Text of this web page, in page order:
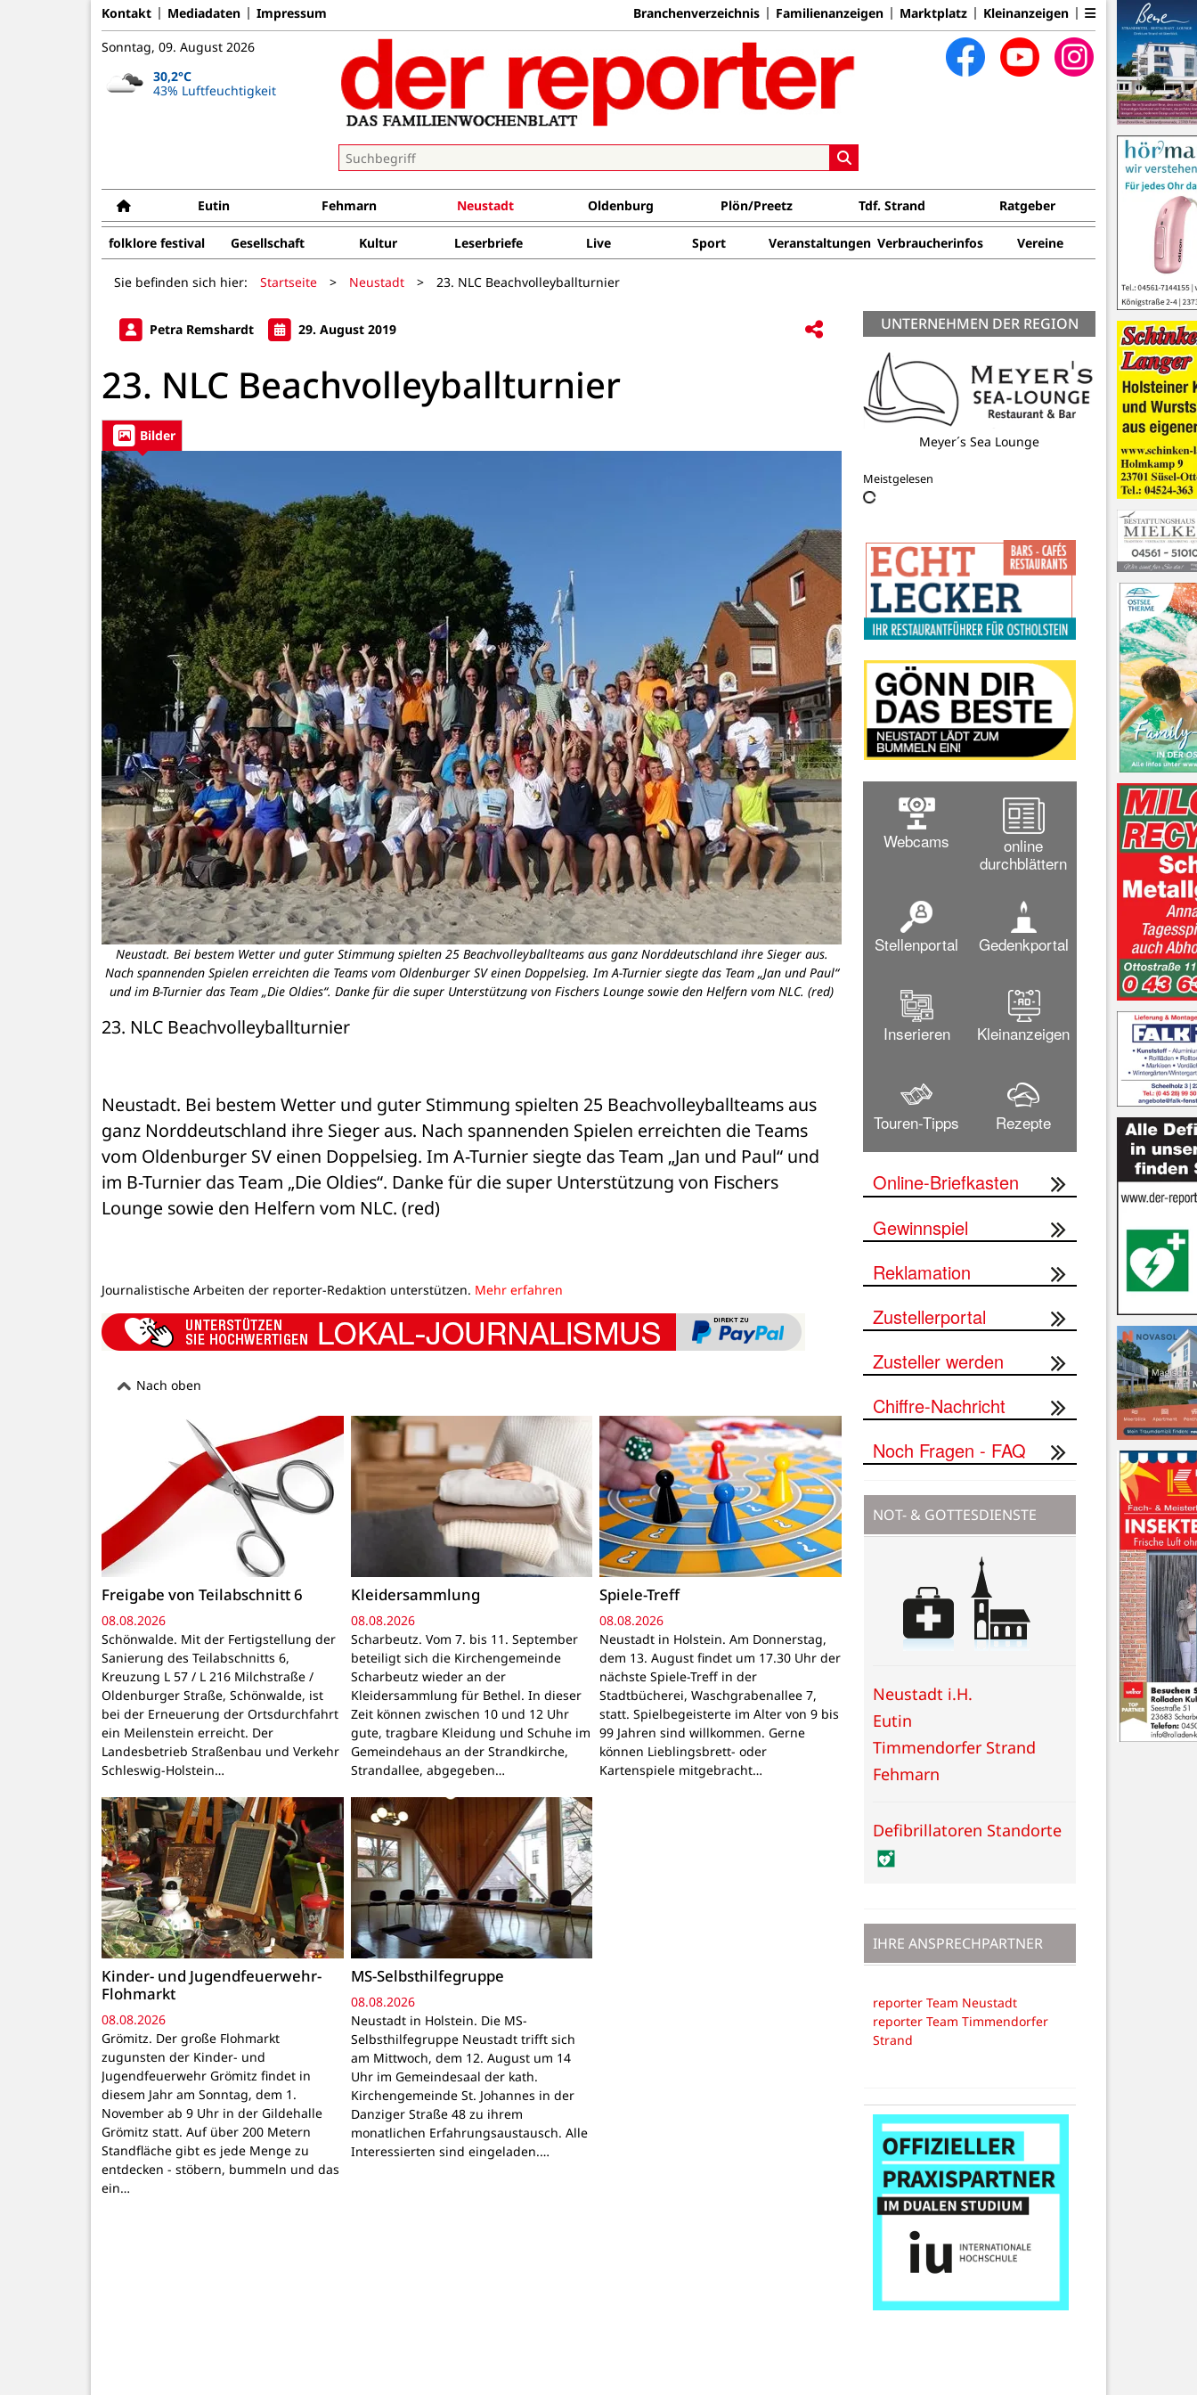
Kontakt Mediadaten Impressum Branchenverzeichnis Familienanzeigen Marktplatz Kleinanzeigen
Sonntag, 09. August 2026
30,2°C
43% Luftfeuchtigkeit
Eutin Fehmarn Neustadt Oldenburg Plön/Preetz Tdf. Strand Ratgeber
folklore festival Gesellschaft Kultur Leserbriefe Live Sport Veranstaltungen Verbraucherinfos Vereine
Sie befinden sich hier: Startseite > Neustadt > 23. NLC Beachvolleyballturnier
Petra Remshardt 29. August 2019
23. NLC Beachvolleyballturnier
Bilder
Neustadt. Bei bestem Wetter und guter Stimmung spielten 25 Beachvolleyballteams aus ganz Norddeutschland ihre Sieger aus.
Nach spannenden Spielen erreichten die Teams vom Oldenburger SV einen Doppelsieg. Im A-Turnier siegte das Team „Jan und Paul“
und im B-Turnier das Team „Die Oldies“. Danke für die super Unterstützung von Fischers Lounge sowie den Helfern vom NLC. (red)
23. NLC Beachvolleyballturnier
Neustadt. Bei bestem Wetter und guter Stimmung spielten 25 Beachvolleyballteams aus
ganz Norddeutschland ihre Sieger aus. Nach spannenden Spielen erreichten die Teams
vom Oldenburger SV einen Doppelsieg. Im A-Turnier siegte das Team „Jan und Paul“ und
im B-Turnier das Team „Die Oldies“. Danke für die super Unterstützung von Fischers
Lounge sowie den Helfern vom NLC. (red)
Journalistische Arbeiten der reporter-Redaktion unterstützen. Mehr erfahren
Nach oben
Freigabe von Teilabschnitt 6
08.08.2026
Schönwalde. Mit der Fertigstellung der
Sanierung des Teilabschnitts 6,
Kreuzung L 57 / L 216 Milchstraße /
Oldenburger Straße, Schönwalde, ist
bei der Erneuerung der Ortsdurchfahrt
ein Meilenstein erreicht. Der
Landesbetrieb Straßenbau und Verkehr
Schleswig-Holstein…
Kleidersammlung
08.08.2026
Scharbeutz. Vom 7. bis 11. September
beteiligt sich die Kirchengemeinde
Scharbeutz wieder an der
Kleidersammlung für Bethel. In dieser
Zeit können zwischen 10 und 12 Uhr
gute, tragbare Kleidung und Schuhe im
Gemeindehaus an der Strandkirche,
Strandallee, abgegeben…
Spiele-Treff
08.08.2026
Neustadt in Holstein. Am Donnerstag,
dem 13. August findet um 17.30 Uhr der
nächste Spiele-Treff in der
Stadtbücherei, Waschgrabenallee 7,
statt. Spielbegeisterte im Alter von 9 bis
99 Jahren sind willkommen. Gerne
können Lieblingsbrett- oder
Kartenspiele mitgebracht…
Kinder- und Jugendfeuerwehr-
Flohmarkt
08.08.2026
Grömitz. Der große Flohmarkt
zugunsten der Kinder- und
Jugendfeuerwehr Grömitz findet in
diesem Jahr am Sonntag, dem 1.
November ab 9 Uhr in der Gildehalle
Grömitz statt. Auf über 200 Metern
Standfläche gibt es jede Menge zu
entdecken - stöbern, bummeln und das
ein…
MS-Selbsthilfegruppe
08.08.2026
Neustadt in Holstein. Die MS-
Selbsthilfegruppe Neustadt trifft sich
am Mittwoch, dem 12. August um 14
Uhr im Gemeindesaal der kath.
Kirchengemeinde St. Johannes in der
Danziger Straße 48 zu ihrem
monatlichen Erfahrungsaustausch. Alle
Interessierten sind eingeladen.…
UNTERNEHMEN DER REGION
Meyer´s Sea Lounge
Meistgelesen
Webcams
online
durchblättern
Stellenportal Gedenkportal
Inserieren Kleinanzeigen
Touren-Tipps Rezepte
Online-Briefkasten
Gewinnspiel
Reklamation
Zustellerportal
Zusteller werden
Chiffre-Nachricht
Noch Fragen - FAQ
NOT- & GOTTESDIENSTE
Neustadt i.H.
Eutin
Timmendorfer Strand
Fehmarn
Defibrillatoren Standorte
IHRE ANSPRECHPARTNER
reporter Team Neustadt
reporter Team Timmendorfer
Strand